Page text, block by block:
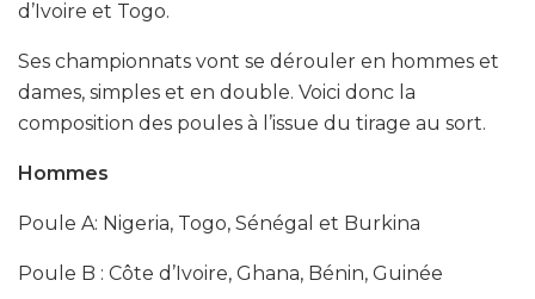
d’Ivoire et Togo.
Ses championnats vont se dérouler en hommes et
dames, simples et en double. Voici donc la
composition des poules à l’issue du tirage au sort.
Hommes
Poule A: Nigeria, Togo, Sénégal et Burkina
Poule B : Côte d’Ivoire, Ghana, Bénin, Guinée